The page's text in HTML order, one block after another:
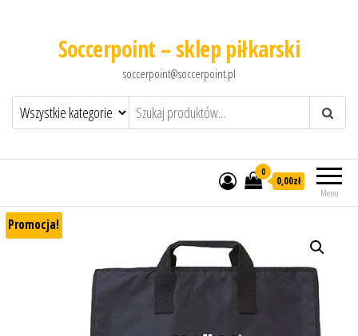
Soccerpoint – sklep piłkarski
soccerpoint@soccerpoint.pl
Menu
0
0,00zł
Promocja!